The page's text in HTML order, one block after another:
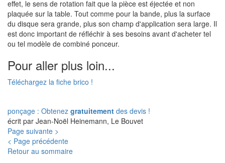
effet, le sens de rotation fait que la pièce est éjectée et non
plaquée sur la table. Tout comme pour la bande, plus la surface
du disque sera grande, plus son champ d'application sera large. Il
est donc important de réfléchir à ses besoins avant d'acheter tel
ou tel modèle de combiné ponceur.
Pour aller plus loin...
Téléchargez la fiche brico !
ponçage : Obtenez gratuitement des devis !
écrit par Jean-Noël Heinemann, Le Bouvet
Page suivante >
< Page précédente
Retour au sommaire